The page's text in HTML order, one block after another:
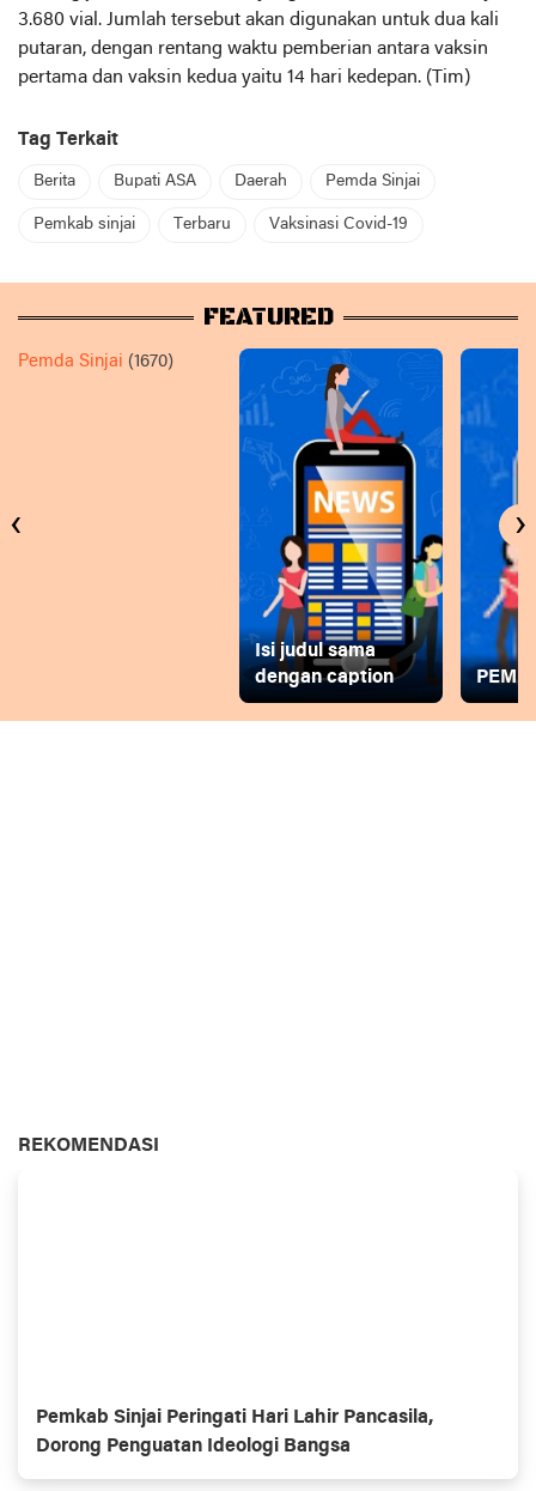
3.680 vial. Jumlah tersebut akan digunakan untuk dua kali
putaran, dengan rentang waktu pemberian antara vaksin
pertama dan vaksin kedua yaitu 14 hari kedepan. (Tim)
Tag Terkait
Berita Bupati ASA Daerah Pemda Sinjai
Pemkab sinjai Terbaru Vaksinasi Covid-19
FEATURED
Pemda Sinjai (1670)
Isi judul sama
dengan caption
‹ ›
REKOMENDASI
Pemkab Sinjai Peringati Hari Lahir Pancasila,
Dorong Penguatan Ideologi Bangsa